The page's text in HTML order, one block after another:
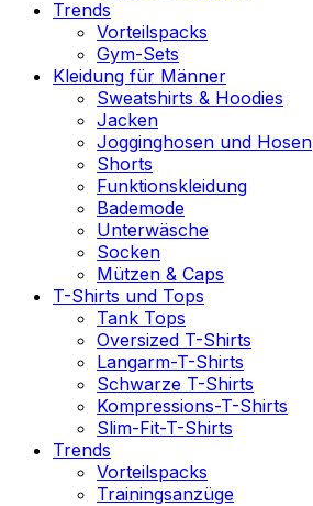
Trends
Vorteilspacks
Gym-Sets
Kleidung für Männer
Sweatshirts & Hoodies
Jacken
Jogginghosen und Hosen
Shorts
Funktionskleidung
Bademode
Unterwäsche
Socken
Mützen & Caps
T-Shirts und Tops
Tank Tops
Oversized T-Shirts
Langarm-T-Shirts
Schwarze T-Shirts
Kompressions-T-Shirts
Slim-Fit-T-Shirts
Trends
Vorteilspacks
Trainingsanzüge